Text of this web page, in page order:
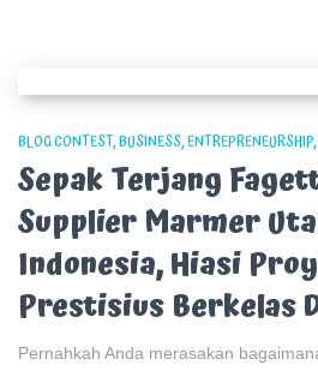
BLOG CONTEST BUSINESS ENTREPRENEURSHIP
Sepak Terjang
Supplier Marmer
Indonesia, Hiasi
Prestisius Berkelas
Pernahkah Anda merasakan